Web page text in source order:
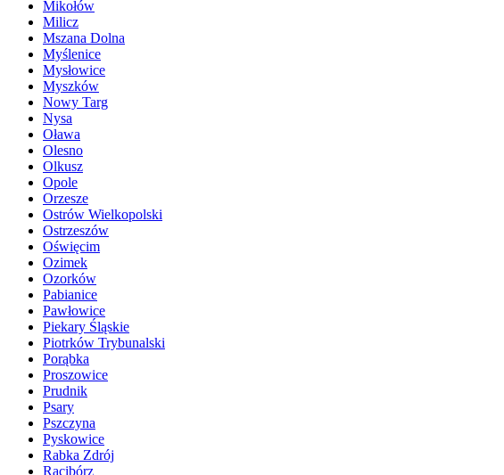
Mikołów
Milicz
Mszana Dolna
Myślenice
Mysłowice
Myszków
Nowy Targ
Nysa
Oława
Olesno
Olkusz
Opole
Orzesze
Ostrów Wielkopolski
Ostrzeszów
Oświęcim
Ozimek
Ozorków
Pabianice
Pawłowice
Piekary Śląskie
Piotrków Trybunalski
Porąbka
Proszowice
Prudnik
Psary
Pszczyna
Pyskowice
Rabka Zdrój
Racibórz